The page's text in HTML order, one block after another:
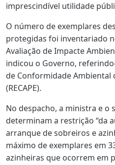
imprescindível utilidade
O número de exemplares
protegidas foi inventariado
Avaliação de Impacte
indicou o Governo,
de Conformidade Ambiental
(RECAPE).
No despacho, a ministra e o
determinam a restrição “da
arranque de sobreiros e
máximo de exemplares em
azinheiras que ocorrem em